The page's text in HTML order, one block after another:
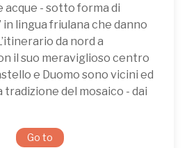
acque - sotto forma di
in lingua friulana che danno
da nord a
il suo meraviglioso centro
e Duomo sono vicini ed
tradizione del mosaico - dai
Go to